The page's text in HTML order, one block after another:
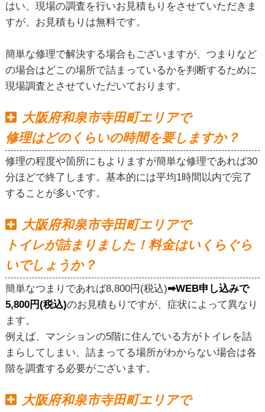
はい、現場の調査を行いお見積もりをさせていただきま
すが、お見積もりは無料です。
簡単な修理で解決する場合もございますが、つまりなど
の場合はどこの場所で詰まっているかを判断するために
現場調査とさせていただいております。
大阪府和泉市寺田町エリアで
修理はどのくらいの時間を要しますか？
修理の程度や箇所にもよりますが簡単な修理であれば30
分ほどで終了します。基本的には平均1時間以内で完了
することが多いです。
大阪府和泉市寺田町エリアで
トイレが詰まりました！料金はいくらぐら
いでしょうか？
簡単なつまりであれば8,800円(税込)➡WEB申し込みで
5,800円(税込)のお見積もりですが、症状によって異なり
ます。
例えば、マンションの5階に住んでいる方がトイレを詰
まらしてしまい、詰まってる場所がわからない場合は各
階を調査する必要がございます。
大阪府和泉市寺田町エリアで